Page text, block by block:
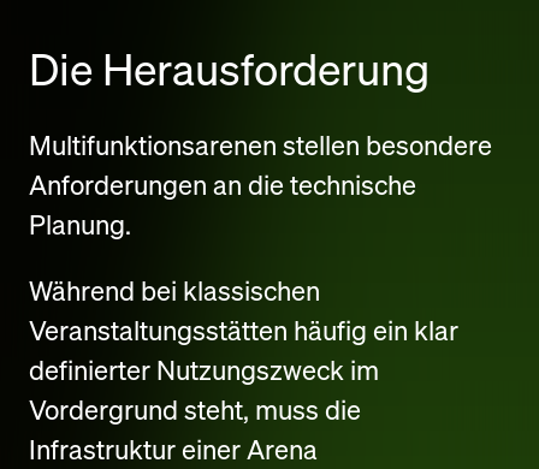
Die Herausforderung
Multifunktionsarenen stellen besondere
Anforderungen an die technische
Planung.
Während bei klassischen
Veranstaltungsstätten häufig ein klar
definierter Nutzungszweck im
Vordergrund steht, muss die
Infrastruktur einer Arena